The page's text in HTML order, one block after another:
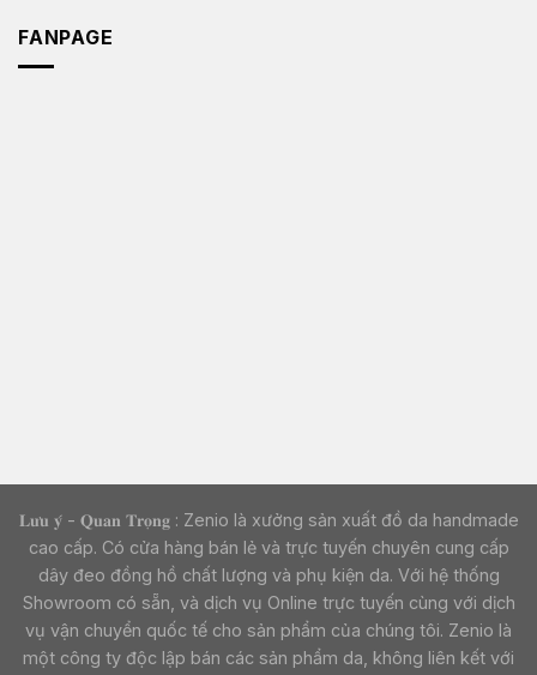
FANPAGE
𝐋𝐮̛𝐮 𝐲́ - 𝐐𝐮𝐚𝐧 𝐓𝐫𝐨̣𝐧𝐠 : Zenio là xưởng sản xuất đồ da handmade
cao cấp. Có cửa hàng bán lẻ và trực tuyến chuyên cung cấp
dây đeo đồng hồ chất lượng và phụ kiện da. Với hệ thống
Showroom có sẵn, và dịch vụ Online trực tuyến cùng với dịch
vụ vận chuyển quốc tế cho sản phẩm của chúng tôi. Zenio là
một công ty độc lập bán các sản phẩm da, không liên kết với